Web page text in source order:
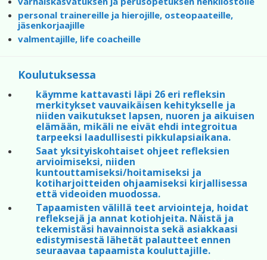
personal trainereille ja hierojille, osteopaateille,
jäsenkorjaajille
valmentajille, life coacheille
Koulutuksessa
käymme kattavasti läpi 26 eri refleksin
merkitykset vauvaikäisen kehitykselle ja
niiden vaikutukset lapsen, nuoren ja aikuisen
elämään, mikäli ne eivät ehdi integroitua
tarpeeksi laadullisesti pikkulapsiaikana.
Saat yksityiskohtaiset ohjeet refleksien
arvioimiseksi, niiden
kuntouttamiseksi/hoitamiseksi ja
kotiharjoitteiden ohjaamiseksi kirjallisessa
että videoiden muodossa.
Tapaamisten välillä teet arviointeja, hoidat
refleksejä ja annat kotiohjeita. Näistä ja
tekemistäsi havainnoista sekä asiakkaasi
edistymisestä lähetät palautteet ennen
seuraavaa tapaamista kouluttajille.